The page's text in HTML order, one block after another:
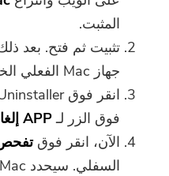
المثبت.
تثبيت ثم فتح. بعد
جهاز Mac الفعلي الخاص بك. بعد ذلك ، افتحه.
فوق الزر لـAPP
الآن، انقر فوق